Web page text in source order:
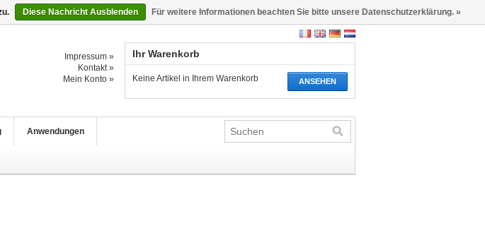
Impressum »
Kontakt »
Mein Konto »
Ihr Warenkorb
ANSEHEN
Keine Artikel in Ihrem Warenkorb
Anwendungen
Diese Nachricht Ausblenden Für weitere Informationen beachten Sie bitte unsere Datenschutzerklärung. »